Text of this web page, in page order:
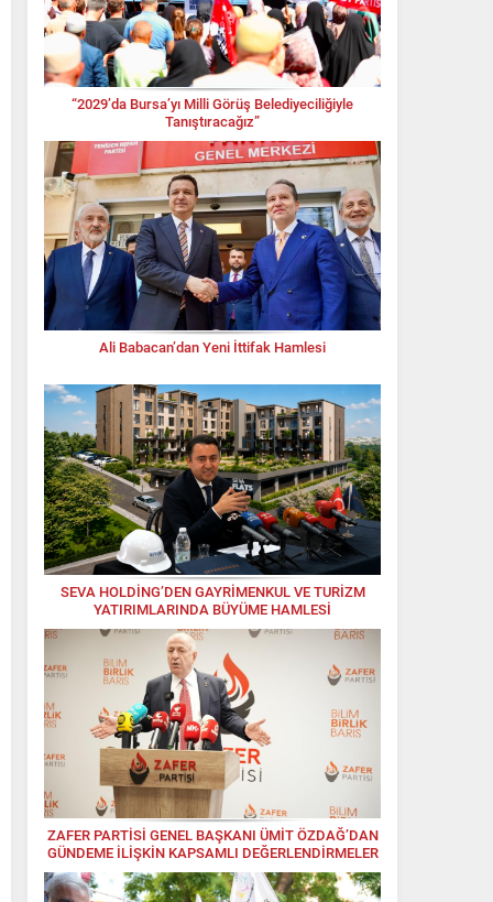
“2029’da Bursa’yı Milli Görüş Belediyeciliğiyle
Tanıştıracağız”
Ali Babacan’dan Yeni İttifak Hamlesi
SEVA HOLDİNG’DEN GAYRİMENKUL VE TURİZM
YATIRIMLARINDA BÜYÜME HAMLESİ
ZAFER PARTİSİ GENEL BAŞKANI ÜMİT ÖZDAĞ’DAN
GÜNDEME İLİŞKİN KAPSAMLI DEĞERLENDİRMELER